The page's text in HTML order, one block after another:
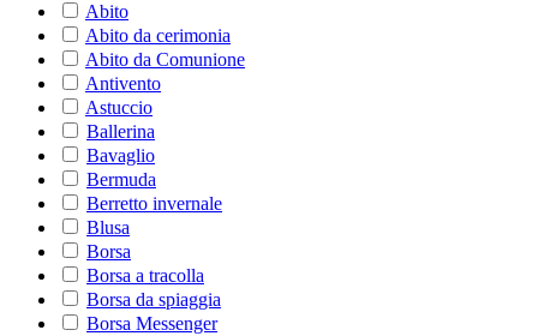
Abito
Abito da cerimonia
Abito da Comunione
Antivento
Astuccio
Ballerina
Bavaglio
Bermuda
Berretto invernale
Blusa
Borsa
Borsa a tracolla
Borsa da spiaggia
Borsa Messenger